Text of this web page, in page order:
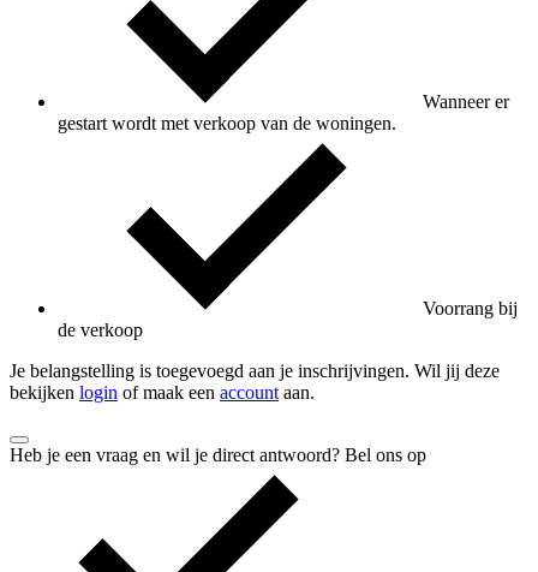
Wanneer er
gestart wordt met verkoop van de woningen.
Voorrang bij
de verkoop
Je belangstelling is toegevoegd aan je inschrijvingen. Wil jij deze
bekijken login of maak een account aan.
Heb je een vraag en wil je direct antwoord? Bel ons op